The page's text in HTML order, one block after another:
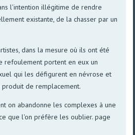
l'intention illégitime de rendre
existante, de la chasser par un
dans la mesure où ils ont été
refoulement portent en eux un
qui les défigurent en névrose et
de remplacement.
on abandonne les complexes à une
que l'on préfère les oublier. page